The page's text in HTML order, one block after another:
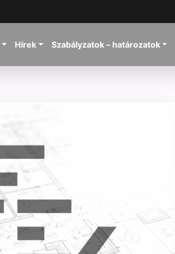
Hírek Szabályzatok – határozatok